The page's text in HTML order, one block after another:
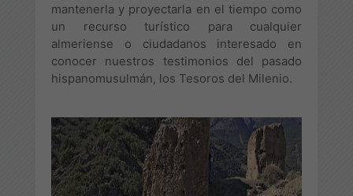
mantenerla y proyectarla en el tiempo como
un recurso turístico para cualquier
almeriense o ciudadanos interesado en
conocer nuestros testimonios del pasado
hispanomusulmán, los Tesoros del Milenio.